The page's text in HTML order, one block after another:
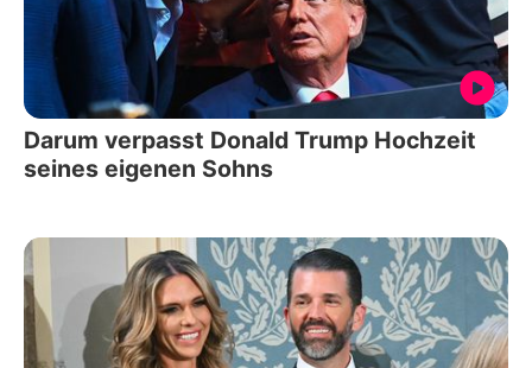
Darum verpasst Donald Trump Hochzeit
seines eigenen Sohns